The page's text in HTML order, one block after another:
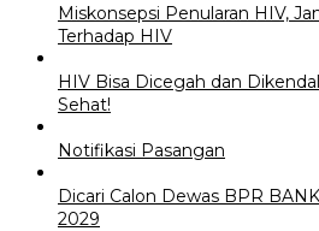
Miskonsepsi Penularan HIV,
Terhadap HIV
HIV Bisa Dicegah dan
Sehat!
Notifikasi Pasangan
Dicari Calon Dewas BPR
2029